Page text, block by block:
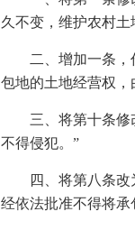
久不变，维护农村
二、增加一条
包地的土地经营权，
三、将第十条
不得侵犯。”
四、将第八条
经依法批准不得将承